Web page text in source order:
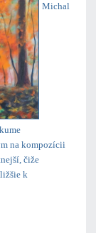
Michal
na kompozícii
čiže
k